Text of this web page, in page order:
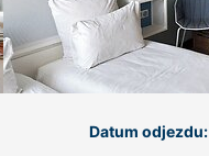
Datum odjezdu: